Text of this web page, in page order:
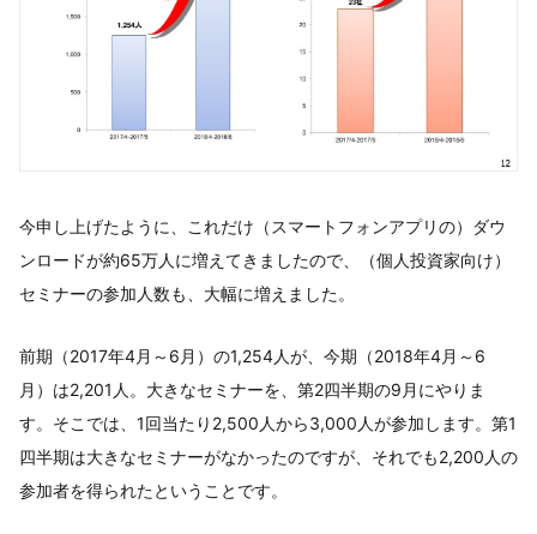
今申し上げたように、これだけ（スマートフォンアプリの）ダウ
ンロードが約65万人に増えてきましたので、（個人投資家向け）
セミナーの参加人数も、大幅に増えました。
前期（2017年4月～6月）の1,254人が、今期（2018年4月～6
月）は2,201人。大きなセミナーを、第2四半期の9月にやりま
す。そこでは、1回当たり2,500人から3,000人が参加します。第1
四半期は大きなセミナーがなかったのですが、それでも2,200人の
参加者を得られたということです。